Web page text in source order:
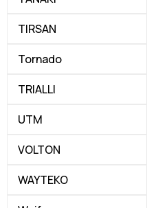
TIRSAN
Tornado
TRIALLI
UTM
VOLTON
WAYTEKO